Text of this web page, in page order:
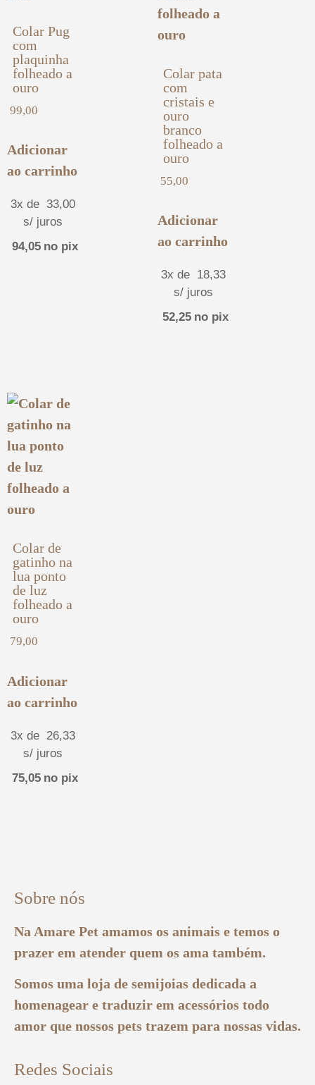
Colar Pug
com
plaquinha
folheado a
ouro
99,00
Adicionar
ao carrinho
3x de 33,00
s/ juros
94,05 no pix
Colar pata
com
cristais e
ouro
branco
folheado a
ouro
55,00
Adicionar
ao carrinho
3x de 18,33
s/ juros
52,25 no pix
Colar de
gatinho na
lua ponto
de luz
folheado a
ouro
79,00
Adicionar
ao carrinho
3x de 26,33
s/ juros
75,05 no pix
Sobre nós
Na Amare Pet amamos os animais e temos o
prazer em atender quem os ama também.
Somos uma loja de semijoias dedicada a
homenagear e traduzir em acessórios todo
amor que nossos pets trazem para nossas vidas.
Redes Sociais